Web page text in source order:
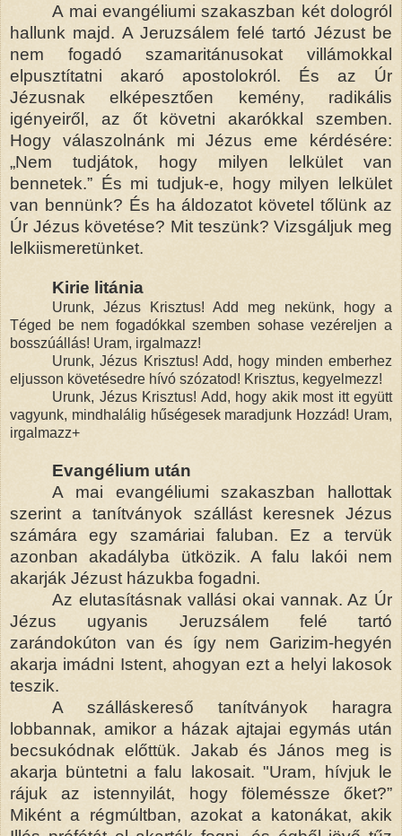
A mai evangéliumi szakaszban két dologról
hallunk majd. A Jeruzsálem felé tartó Jézust be
nem fogadó szamaritánusokat villámokkal
elpusztítatni akaró apostolokról. És az Úr
Jézusnak elképesztően kemény, radikális
igényeiről, az őt követni akarókkal szemben.
Hogy válaszolnánk mi Jézus eme kérdésére:
„Nem tudjátok, hogy milyen lelkület van
bennetek.” És mi tudjuk-e, hogy milyen lelkület
van bennünk? És ha áldozatot követel tőlünk az
Úr Jézus követése? Mit teszünk? Vizsgáljuk meg
lelkiismeretünket.
Kirie litánia
Urunk, Jézus Krisztus! Add meg nekünk, hogy a
Téged be nem fogadókkal szemben sohase vezéreljen a
bosszúállás! Uram, irgalmazz!
Urunk, Jézus Krisztus! Add, hogy minden emberhez
eljusson követésedre hívó szózatod! Krisztus, kegyelmezz!
Urunk, Jézus Krisztus! Add, hogy akik most itt együtt
vagyunk, mindhalálig hűségesek maradjunk Hozzád! Uram,
irgalmazz+
Evangélium után
A mai evangéliumi szakaszban hallottak
szerint a tanítványok szállást keresnek Jézus
számára egy szamáriai faluban. Ez a tervük
azonban akadályba ütközik. A falu lakói nem
akarják Jézust házukba fogadni.
Az elutasításnak vallási okai vannak. Az Úr
Jézus ugyanis Jeruzsálem felé tartó
zarándokúton van és így nem Garizim-hegyén
akarja imádni Istent, ahogyan ezt a helyi lakosok
teszik.
A szálláskereső tanítványok haragra
lobbannak, amikor a házak ajtajai egymás után
becsukódnak előttük. Jakab és János meg is
akarja büntetni a falu lakosait. "Uram, hívjuk le
rájuk az istennyilát, hogy föleméssze őket?”
Miként a régmúltban, azokat a katonákat, akik